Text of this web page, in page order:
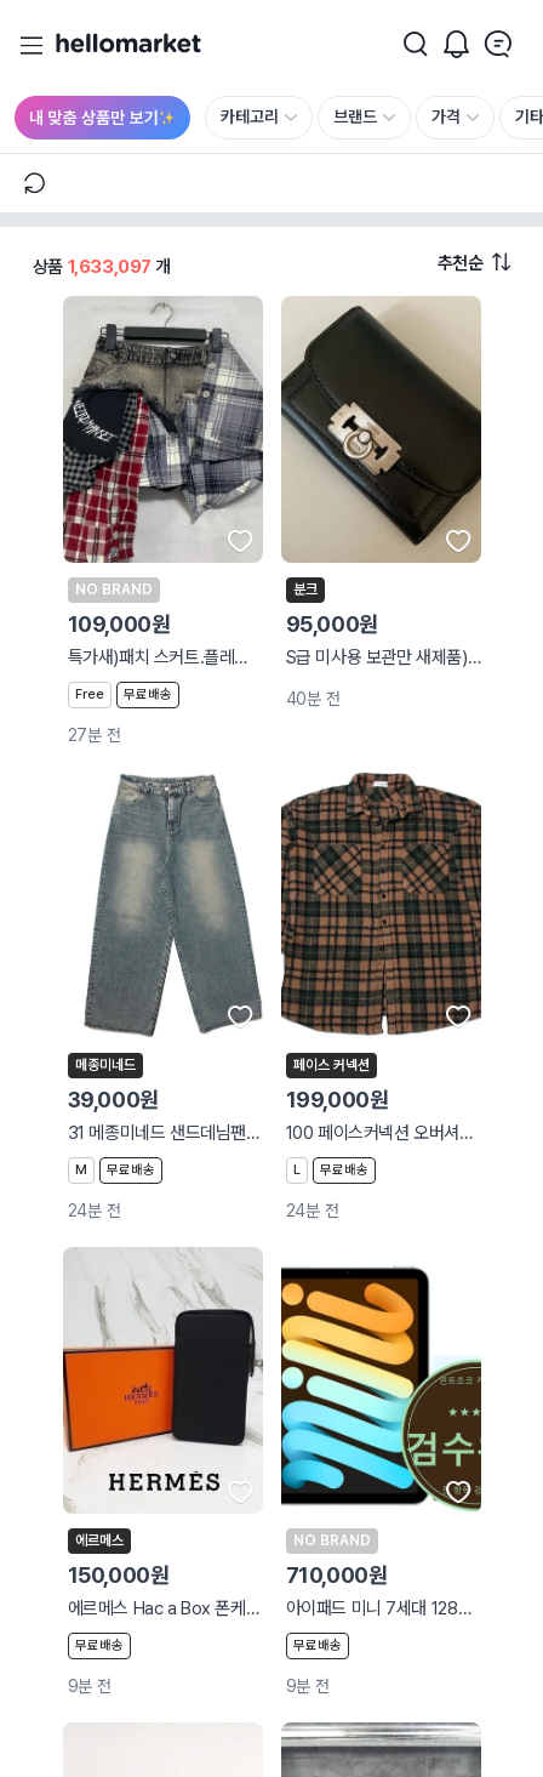
카테고리 브랜드 가격 기타
상품 1,633,097 개 추천순
NO BRAND
109,000원
특가새)패치 스커트.플레이 패치 데님 스커트.웨어드 마켓
Free 무료배송
27분 전
분크
95,000원
S급 미사용 보관만 새제품) 분크 오캄 링 카드지갑 Black
40분 전
메종미네드
39,000원
31 메종미네드 샌드데님팬츠 와이드핏 324
M 무료배송
24분 전
페이스 커넥션
199,000원
100 페이스커넥션 오버셔츠 루즈핏 497
L 무료배송
24분 전
에르메스
150,000원
에르메스 Hac a Box 폰케이스
무료배송
9분 전
NO BRAND
710,000원
아이패드 미니 7세대 128GB 와이파이 스타라이트 S급 풀구성
무료배송
9분 전